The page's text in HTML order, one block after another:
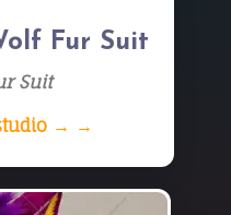
Fur Suit
Suit
→ →